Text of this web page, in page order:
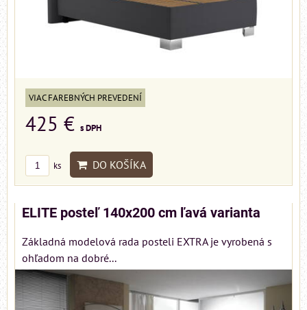
VIAC FAREBNÝCH PREVEDENÍ
425 € s DPH
ks DO KOŠÍKA
ELITE posteľ 140x200 cm ľavá varianta
Základná modelová rada posteli EXTRA je vyrobená s
ohľadom na dobré...